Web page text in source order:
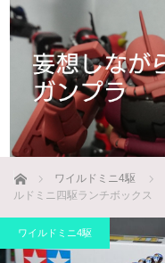
ホーム ワイルドミニ4駆
ルドミニ四駆ランチボックス
ワイルドミニ4駆